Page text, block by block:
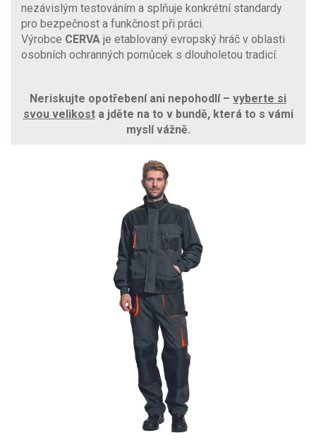
nezávislým testováním a splňuje konkrétní standardy
pro bezpečnost a funkčnost při práci.
Výrobce CERVA je etablovaný evropský hráč v oblasti
osobních ochranných pomůcek s dlouholetou tradicí.
Neriskujte opotřebení ani nepohodlí – vyberte si
svou velikosta jděte na to v bundě, která to s vámi
myslí vážně.